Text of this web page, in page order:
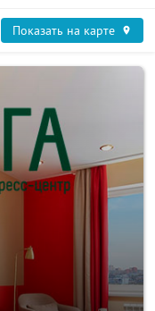
Показать на карте